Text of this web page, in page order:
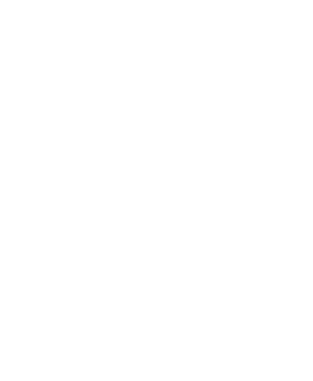
het eerlijk
warme hart voor
en
ons landgoed is bij
& terrein bij GGzE